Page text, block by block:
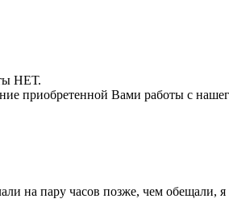
НЕТ.
приобретенной Вами работы с
на пару часов позже, чем обещали,